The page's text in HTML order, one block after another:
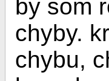
by som
chyby.
chybu,